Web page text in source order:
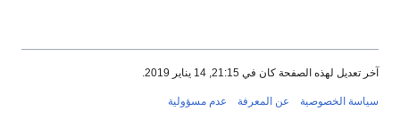
آخر تعديل لهذه الصفحة كان في 21:15, 14 يناير 2019.
سياسة الخصوصية عن المعرفة عدم مسؤولية